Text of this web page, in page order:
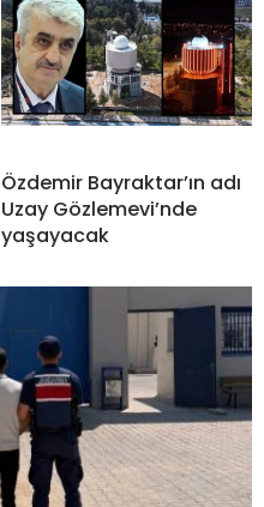
Özdemir Bayraktar’ın adı
Uzay Gözlemevi’nde
yaşayacak